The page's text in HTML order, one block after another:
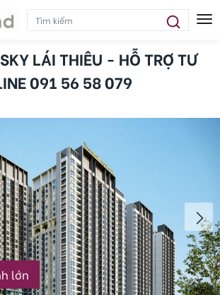
LÁI THIÊU - HỖ TRỢ TƯ
091 56 58 079
lớn